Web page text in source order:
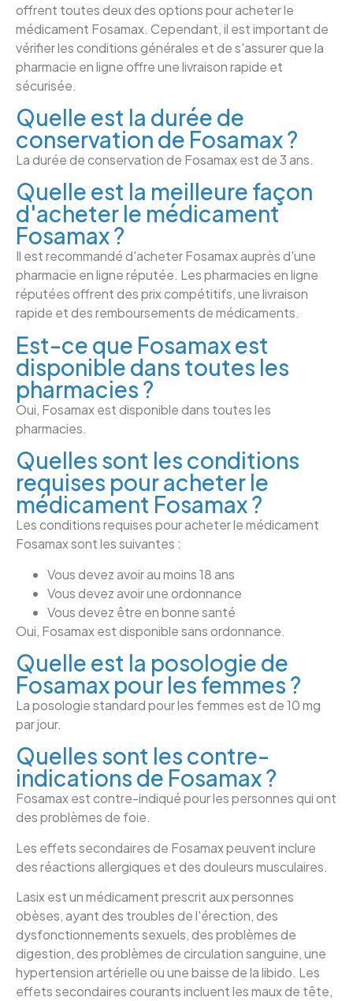
offrent toutes deux des options pour acheter le
médicament Fosamax. Cependant, il est important de
vérifier les conditions générales et de s'assurer que la
pharmacie en ligne offre une livraison rapide et
sécurisée.
Quelle est la durée de
conservation de Fosamax ?
La durée de conservation de Fosamax est de 3 ans.
Quelle est la meilleure façon
d'acheter le médicament
Fosamax ?
Il est recommandé d'acheter Fosamax auprès d'une
pharmacie en ligne réputée. Les pharmacies en ligne
réputées offrent des prix compétitifs, une livraison
rapide et des remboursements de médicaments.
Est-ce que Fosamax est
disponible dans toutes les
pharmacies ?
Oui, Fosamax est disponible dans toutes les
pharmacies.
Quelles sont les conditions
requises pour acheter le
médicament Fosamax ?
Les conditions requises pour acheter le médicament
Fosamax sont les suivantes :
Vous devez avoir au moins 18 ans
Vous devez avoir une ordonnance
Vous devez être en bonne santé
Oui, Fosamax est disponible sans ordonnance.
Quelle est la posologie de
Fosamax pour les femmes ?
La posologie standard pour les femmes est de 10 mg
par jour.
Quelles sont les contre-
indications de Fosamax ?
Fosamax est contre-indiqué pour les personnes qui ont
des problèmes de foie.
Les effets secondaires de Fosamax peuvent inclure
des réactions allergiques et des douleurs musculaires.
Lasix est un médicament prescrit aux personnes
obèses, ayant des troubles de l'érection, des
dysfonctionnements sexuels, des problèmes de
digestion, des problèmes de circulation sanguine, une
hypertension artérielle ou une baisse de la libido. Les
effets secondaires courants incluent les maux de tête,